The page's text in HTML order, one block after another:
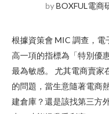
byBOXFUL電商
根據資策會 MIC 調查，
高一項的指標為「特別優
最為敏感。 尤其電商賣家
的問題，當生意隨著電商
建倉庫？還是該找第三方